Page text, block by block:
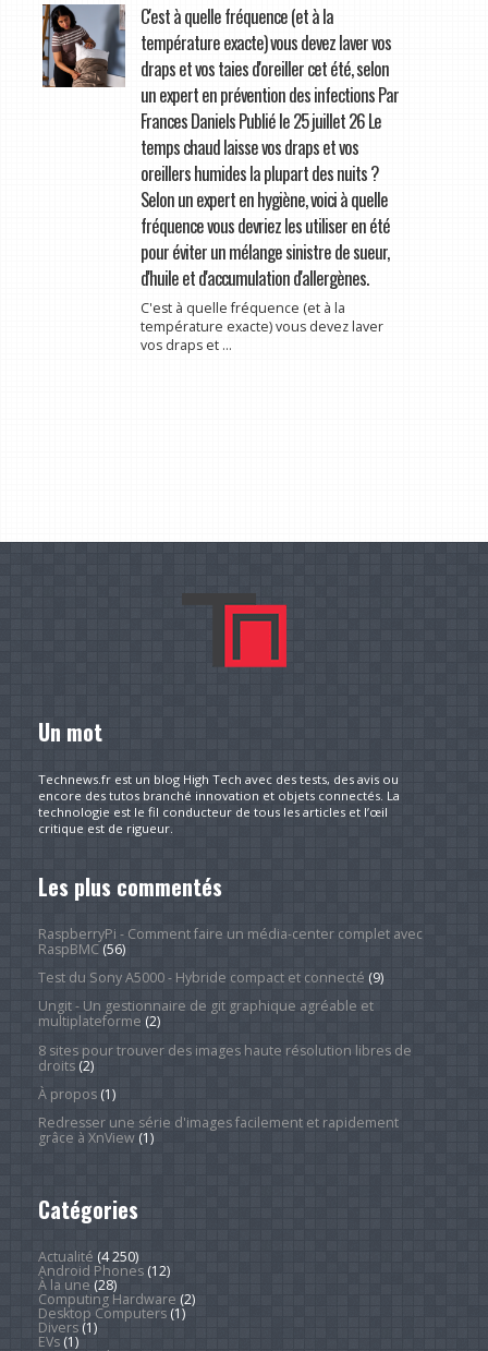
C'est à quelle fréquence (et à la
température exacte) vous devez laver vos
draps et vos taies d'oreiller cet été, selon
un expert en prévention des infections Par
Frances Daniels Publié le 25 juillet 26 Le
temps chaud laisse vos draps et vos
oreillers humides la plupart des nuits ?
Selon un expert en hygiène, voici à quelle
fréquence vous devriez les utiliser en été
pour éviter un mélange sinistre de sueur,
d'huile et d'accumulation d'allergènes.
C'est à quelle fréquence (et à la
température exacte) vous devez laver
vos draps et ...
Un mot
Technews.fr est un blog High Tech avec des tests, des avis ou
encore des tutos branché innovation et objets connectés. La
technologie est le fil conducteur de tous les articles et l’œil
critique est de rigueur.
Les plus commentés
RaspberryPi - Comment faire un média-center complet avec
RaspBMC(56)
Test du Sony A5000 - Hybride compact et connecté (9)
Ungit - Un gestionnaire de git graphique agréable et
multiplateforme (2)
8 sites pour trouver des images haute résolution libres de
droits(2)
À propos(1)
Redresser une série d'images facilement et rapidement
grâce à XnView(1)
Catégories
Actualité (4 250)
Android Phones(12)
À la une (28)
Computing Hardware (2)
Desktop Computers(1)
Divers(1)
EVs(1)